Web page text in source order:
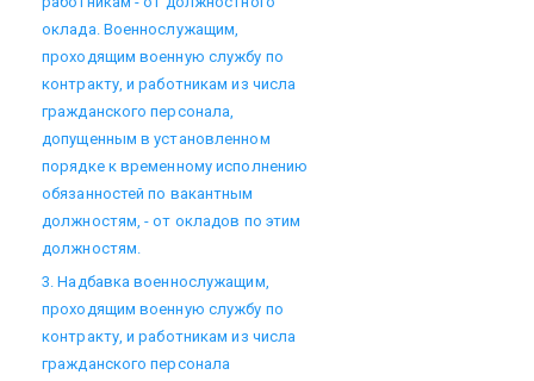
оклада. Военнослужащим,
проходящим военную службу по
контракту, и работникам из числа
гражданского персонала,
допущенным в установленном
порядке к временному исполнению
обязанностей по вакантным
должностям, - от окладов по этим
должностям.
3. Надбавка военнослужащим,
проходящим военную службу по
контракту, и работникам из числа
гражданского персонала